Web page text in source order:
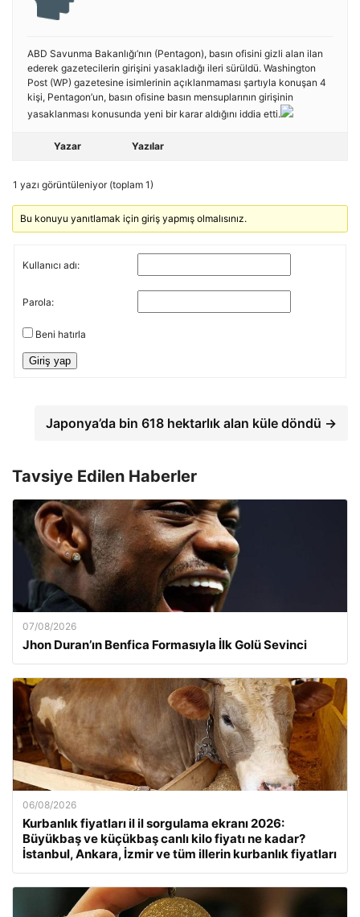
ABD Savunma Bakanlığı’nın (Pentagon), basın ofisini gizli alan ilan
ederek gazetecilerin girişini yasakladığı ileri sürüldü. Washington
Post (WP) gazetesine isimlerinin açıklanmaması şartıyla konuşan 4
kişi, Pentagon’un, basın ofisine basın mensuplarının girişinin
yasaklanması konusunda yeni bir karar aldığını iddia etti.
Yazar Yazılar
1 yazı görüntüleniyor (toplam 1)
Bu konuyu yanıtlamak için giriş yapmış olmalısınız.
Kullanıcı adı:
Parola:
Beni hatırla
Giriş yap
Japonya’da bin 618 hektarlık alan küle döndü →
Tavsiye Edilen Haberler
07/08/2026
Jhon Duran’ın Benfica Formasıyla İlk Golü Sevinci
06/08/2026
Kurbanlık fiyatları il il sorgulama ekranı 2026:
Büyükbaş ve küçükbaş canlı kilo fiyatı ne kadar?
İstanbul, Ankara, İzmir ve tüm illerin kurbanlık fiyatları